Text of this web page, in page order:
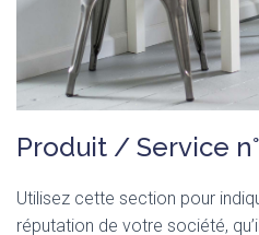
Produit / Service
Utilisez cette section pour
réputation de votre société,